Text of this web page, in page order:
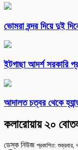
ভোমরা বন্দর দিয়ে দুই
ইটগাছা আদর্শ সরকারি
আদালত চত্বর থেকে
কলারোয়ায় ২০
ডেস্ক নিউজ প্রকাশিত: